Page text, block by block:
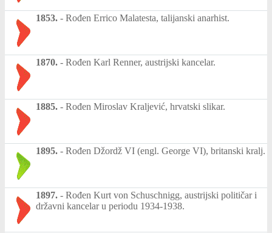
1853. - Rođen Errico Malatesta, talijanski anarhist.
1870. - Rođen Karl Renner, austrijski kancelar.
1885. - Rođen Miroslav Kraljević, hrvatski slikar.
1895. - Rođen Džordž VI (engl. George VI), britanski kralj.
1897. - Rođen Kurt von Schuschnigg, austrijski političar i
državni kancelar u periodu 1934-1938.